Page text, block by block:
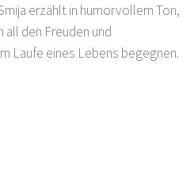
erzählt in humorvollem Ton,
den Freuden und
Laufe eines Lebens begegnen.